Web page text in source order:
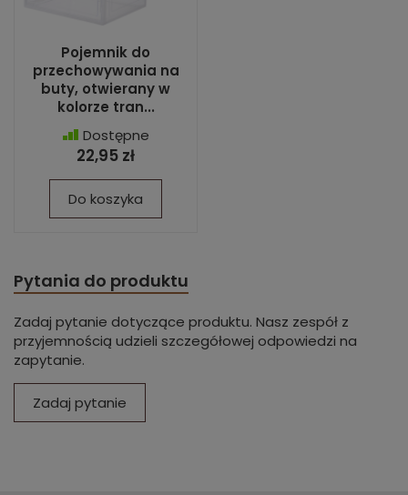
Pojemnik do
przechowywania na
buty, otwierany w
kolorze tran...
Dostępne
22,95 zł
Do koszyka
Pytania do produktu
Zadaj pytanie dotyczące produktu. Nasz zespół z
przyjemnością udzieli szczegółowej odpowiedzi na
zapytanie.
Zadaj pytanie